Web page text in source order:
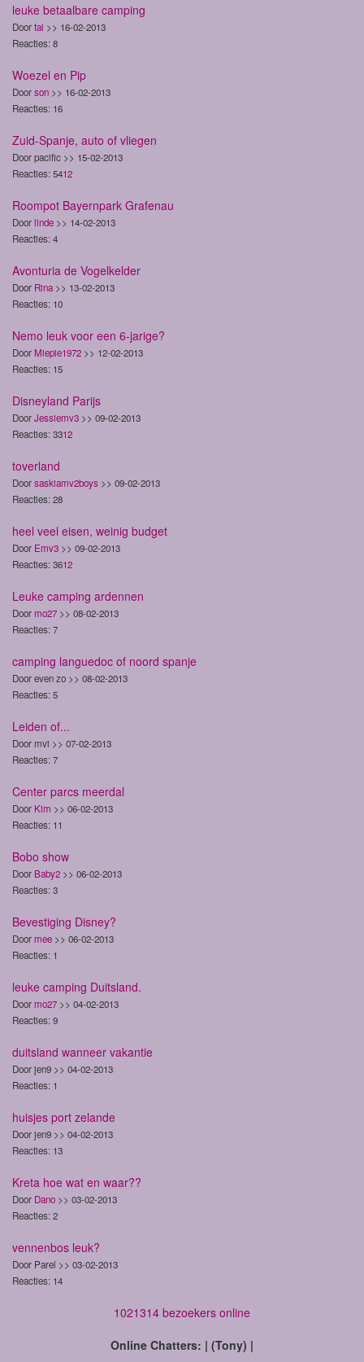
leuke betaalbare camping
Doortal >> 16-02-2013
Reacties: 8
Woezel en Pip
Doorson >> 16-02-2013
Reacties: 16
Zuid-Spanje, auto of vliegen
Door pacific >> 15-02-2013
Reacties: 5412
Roompot Bayernpark Grafenau
Doorlinde >> 14-02-2013
Reacties: 4
Avonturia de Vogelkelder
Door Rina >> 13-02-2013
Reacties: 10
Nemo leuk voor een 6-jarige?
DoorMiepie1972 >> 12-02-2013
Reacties: 15
Disneyland Parijs
DoorJessiemv3 >> 09-02-2013
Reacties: 3312
toverland
Doorsaskiamv2boys >> 09-02-2013
Reacties: 28
heel veel eisen, weinig budget
Door Emv3 >> 09-02-2013
Reacties: 3612
Leuke camping ardennen
Doormo27 >> 08-02-2013
Reacties: 7
camping languedoc of noord spanje
Door even zo >> 08-02-2013
Reacties: 5
Leiden of...
Door mvi >> 07-02-2013
Reacties: 7
Center parcs meerdal
Door Kim >> 06-02-2013
Reacties: 11
Bobo show
Door Baby2 >> 06-02-2013
Reacties: 3
Bevestiging Disney?
Doormee >> 06-02-2013
Reacties: 1
leuke camping Duitsland.
Doormo27 >> 04-02-2013
Reacties: 9
duitsland wanneer vakantie
Door jen9 >> 04-02-2013
Reacties: 1
huisjes port zelande
Door jen9 >> 04-02-2013
Reacties: 13
Kreta hoe wat en waar??
Door Dano >> 03-02-2013
Reacties: 2
vennenbos leuk?
Door Parel >> 03-02-2013
Reacties: 14
1021314 bezoekers online
Online Chatters: | (Tony) |